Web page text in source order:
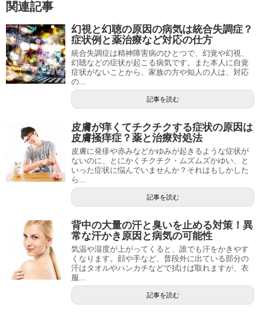
関連記事
幻視と幻聴の原因の病気は統合失調症？
症状例と薬治療など対応の仕方
統合失調症は精神障害病のひとつで、幻覚や幻視、
幻聴などの症状が起こる病気です。また本人に自覚
症状がないことから、家族の方や知人の人は、対応
の...
記事を読む
皮膚が痒くてチクチクする症状の原因は
皮膚掻痒症？薬と治療対処法
皮膚に発疹や赤みなどかゆみが起きるような症状が
ないのに、とにかくチクチク・ムズムズかゆい、と
いった症状に悩んでいませんか？それはもしかした
ら...
記事を読む
背中の大量の汗と臭いを止める対策！異
常な汗かき原因と病気の可能性
気温や湿度が上がってくると、誰でも汗をかきやす
くなります。顔や手など、普段外に出ている部分の
汗はタオルやハンカチなどで拭けば取れますが、衣
服...
記事を読む